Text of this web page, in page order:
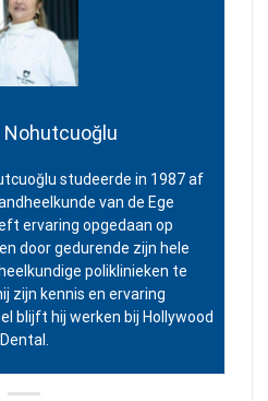
Nohutcuoğlu
studeerde in 1987 af
van de Ege
ervaring opgedaan op
door gedurende zijn hele
poliklinieken te
zijn kennis en ervaring
blijft hij werken bij Hollywood
Dental.